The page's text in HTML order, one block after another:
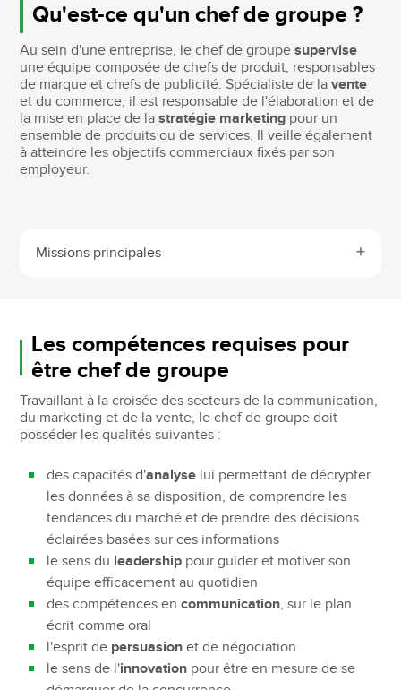
Qu'est-ce qu'un chef de groupe ?
Au sein d'une entreprise, le chef de groupesupervise
une équipe composée de chefs de produit, responsables
de marque et chefs de publicité. Spécialiste de lavente
et du commerce, il est responsable de l'élaboration et de
la mise en place de lastratégie marketing pour un
ensemble de produits ou de services. Il veille également
à atteindre les objectifs commerciaux fixés par son
employeur.
Missions principales
Les compétences requises pour
être chef de groupe
Travaillant à la croisée des secteurs de la communication,
du marketing et de la vente, le chef de groupe doit
posséder les qualités suivantes :
des capacités d'analyse lui permettant de décrypter
les données à sa disposition, de comprendre les
tendances du marché et de prendre des décisions
éclairées basées sur ces informations
le sens du leadership pour guider et motiver son
équipe efficacement au quotidien
des compétences encommunication, sur le plan
écrit comme oral
l'esprit de persuasion et de négociation
le sens de l'innovation pour être en mesure de se